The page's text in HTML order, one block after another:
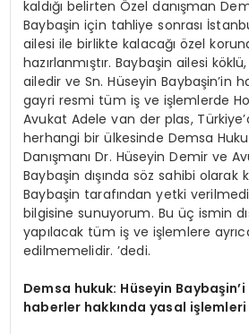
kaldığı belirten Özel danışman
Baybaşin için tahliye sonrası
ailesi ile birlikte kalacağı özel
hazırlanmıştır. Baybaşin ailesi
ailedir ve Sn. Hüseyin Baybaşin’in
gayri resmi tüm iş ve işlemlerde
Avukat Adele van der plas,
herhangi bir ülkesinde Demsa
Danışmanı Dr. Hüseyin Demir ve
Baybaşin dışında söz sahibi olarak
Baybaşin tarafından yetki
bilgisine sunuyorum. Bu üç ismin
yapılacak tüm iş ve işlemlere
edilmemelidir. ’dedi.
Demsa hukuk: Hüseyin
haberler hakkında yasal işlemleri